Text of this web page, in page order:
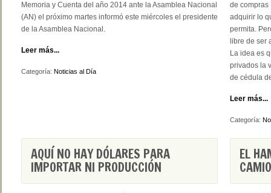
Memoria y Cuenta del año 2014 ante la Asamblea Nacional
(AN) el próximo martes informó este miércoles el presidente
de la Asamblea Nacional.
Leer más...
Categoría: Noticias al Día
de
adquirir lo
permita.
libre de ser
La idea es
privados la
de cédula
Leer más...
Categoría:
AQUÍ NO HAY DÓLARES PARA
IMPORTAR NI PRODUCCIÓN
EL